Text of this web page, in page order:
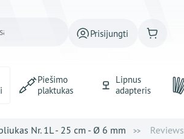
Prisijungti
Piešimo
plaktukas
Lipnus
adapteris
Nr. 1L - 25 cm - Ø 6 mm Reviews